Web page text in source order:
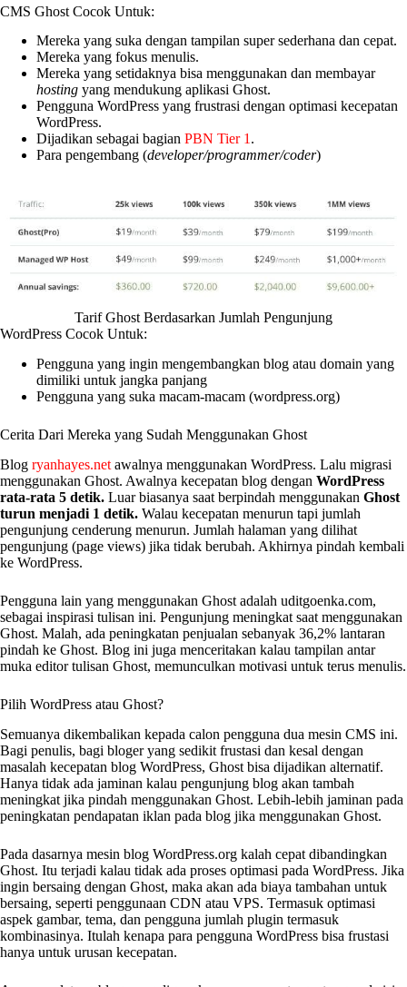
CMS Ghost Cocok Untuk:
Mereka yang suka dengan tampilan super sederhana dan cepat.
Mereka yang fokus menulis.
Mereka yang setidaknya bisa menggunakan dan membayar
hosting yang mendukung aplikasi Ghost.
Pengguna WordPress yang frustrasi dengan optimasi kecepatan
WordPress.
Dijadikan sebagai bagian PBN Tier 1 .
Para pengembang (developer/programmer/coder)
Tarif Ghost Berdasarkan Jumlah Pengunjung
WordPress Cocok Untuk:
Pengguna yang ingin mengembangkan blog atau domain yang
dimiliki untuk jangka panjang
Pengguna yang suka macam-macam (wordpress.org)
Cerita Dari Mereka yang Sudah Menggunakan Ghost
Blog ryanhayes.net awalnya menggunakan WordPress. Lalu migrasi
menggunakan Ghost. Awalnya kecepatan blog dengan WordPress
rata-rata 5 detik. Luar biasanya saat berpindah menggunakan Ghost
turun menjadi 1 detik. Walau kecepatan menurun tapi jumlah
pengunjung cenderung menurun. Jumlah halaman yang dilihat
pengunjung (page views) jika tidak berubah. Akhirnya pindah kembali
ke WordPress.
Pengguna lain yang menggunakan Ghost adalah uditgoenka.com,
sebagai inspirasi tulisan ini. Pengunjung meningkat saat menggunakan
Ghost. Malah, ada peningkatan penjualan sebanyak 36,2% lantaran
pindah ke Ghost. Blog ini juga menceritakan kalau tampilan antar
muka editor tulisan Ghost, memunculkan motivasi untuk terus menulis.
Pilih WordPress atau Ghost?
Semuanya dikembalikan kepada calon pengguna dua mesin CMS ini.
Bagi penulis, bagi bloger yang sedikit frustasi dan kesal dengan
masalah kecepatan blog WordPress, Ghost bisa dijadikan alternatif.
Hanya tidak ada jaminan kalau pengunjung blog akan tambah
meningkat jika pindah menggunakan Ghost. Lebih-lebih jaminan pada
peningkatan pendapatan iklan pada blog jika menggunakan Ghost.
Pada dasarnya mesin blog WordPress.org kalah cepat dibandingkan
Ghost. Itu terjadi kalau tidak ada proses optimasi pada WordPress. Jika
ingin bersaing dengan Ghost, maka akan ada biaya tambahan untuk
bersaing, seperti penggunaan CDN atau VPS. Termasuk optimasi
aspek gambar, tema, dan pengguna jumlah plugin termasuk
kombinasinya. Itulah kenapa para pengguna WordPress bisa frustasi
hanya untuk urusan kecepatan.